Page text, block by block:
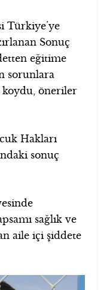
Türkiye’ye
Sonuç
eğitime
sorunlara
öneriler
Hakları
sonuç
sağlık ve
aile içi şiddete